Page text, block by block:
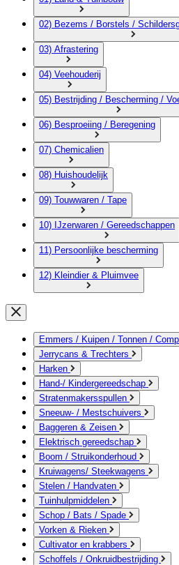
02) Bezems / Borstels /
03) Afrastering
04) Veehouderij
05) Bestrijding / Bescherming /
06) Besproeiing / Beregening
07) Chemicalien
08) Huishoudelijk
09) Touwwaren / Tape
10) IJzerwaren / Gereedschappen
11) Persoonlijke bescherming
12) Kleindier & Pluimvee
Emmers / Kuipen / Tonnen /
Jerrycans & Trechters
Harken
Hand-/ Kindergereedschap
Stratenmakersspullen
Sneeuw- / Mestschuivers
Baggeren & Zeisen
Elektrisch gereedschap
Boom / Struikonderhoud
Kruiwagens/ Steekwagens
Stelen / Handvaten
Tuinhulpmiddelen
Schop / Bats / Spade
Vorken & Rieken
Cultivator en krabbers
Schoffels / Onkruidbestrijding